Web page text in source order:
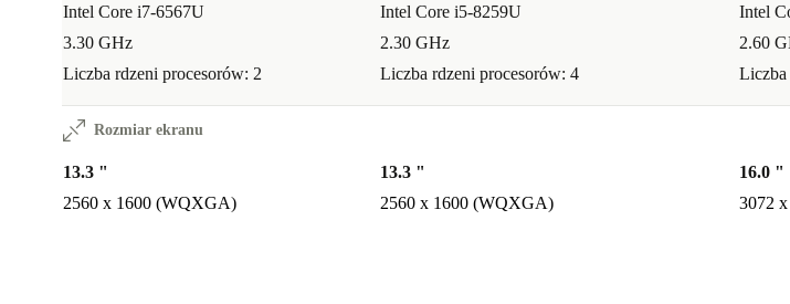
Intel Core i7-6567U
3.30 GHz
Liczba rdzeni procesorów: 2
Intel Core i5-8259U
2.30 GHz
Liczba rdzeni procesorów: 4
Intel
2.60
Liczba
Rozmiar ekranu
13.3 "
2560 x 1600 (WQXGA)
13.3 "
2560 x 1600 (WQXGA)
16.0 "
3072